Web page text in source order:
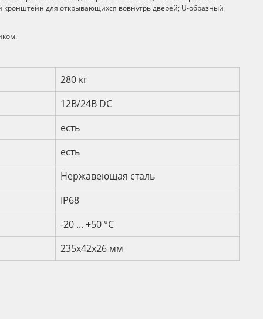
для открывающихся вовнутрь дверей; U-образный
280 кг
12В/24В DC
есть
есть
Нержавеющая сталь
IP68
-20 ... +50 °С
235х42х26 мм